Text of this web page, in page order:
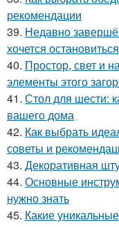
рекомендации
39. Недавно
хочется
40. Простор, свет и
элементы этого
41. Стол для шести:
вашего дома
42. Как выбрать
советы и
43. Декоративная
44. Основные
нужно знать
45. Какие